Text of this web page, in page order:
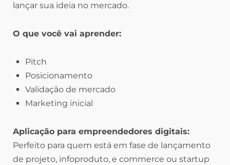
lançar sua ideia no mercado.
O que você vai aprender:
Pitch
Posicionamento
Validação de mercado
Marketing inicial
Aplicação para empreendedores digitais:
Perfeito para quem está em fase de lançamento
de projeto, infoproduto, e commerce ou startup